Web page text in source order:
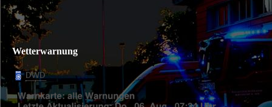
Wetterwarnung